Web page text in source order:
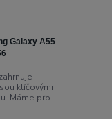
Galaxy A55
klíčovými
Máme pro